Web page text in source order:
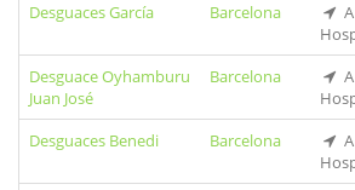
Desguaces García
Barcelona
Desguace Oyhamburu
Juan José
Barcelona
Desguaces Benedi
Barcelona